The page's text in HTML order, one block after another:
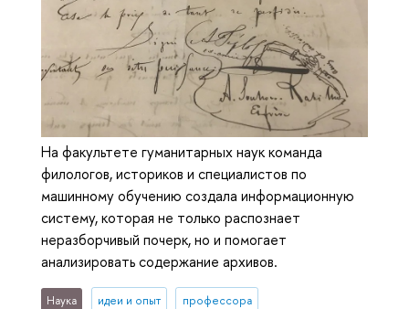
На факультете гуманитарных наук команда
филологов, историков и специалистов по
машинному обучению создала информационную
систему, которая не только распознает
неразборчивый почерк, но и помогает
анализировать содержание архивов.
Наука идеи и опыт профессора